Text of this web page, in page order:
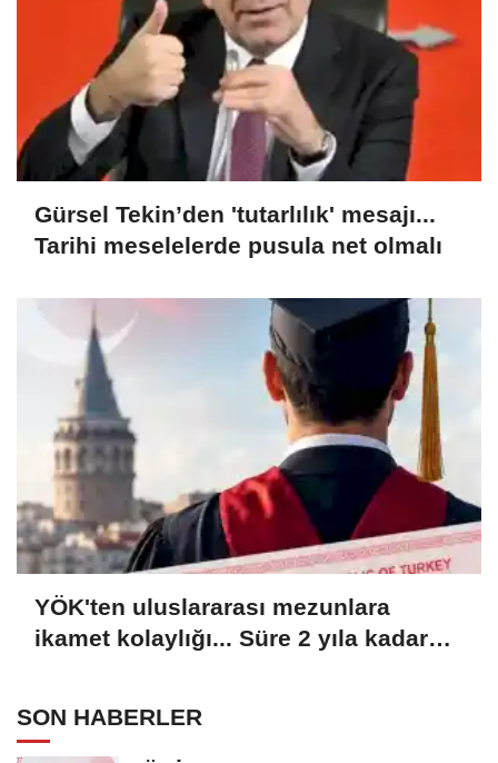
Gürsel Tekin’den 'tutarlılık' mesajı...
Tarihi meselelerde pusula net olmalı
YÖK'ten uluslararası mezunlara
ikamet kolaylığı... Süre 2 yıla kadar
SON HABERLER